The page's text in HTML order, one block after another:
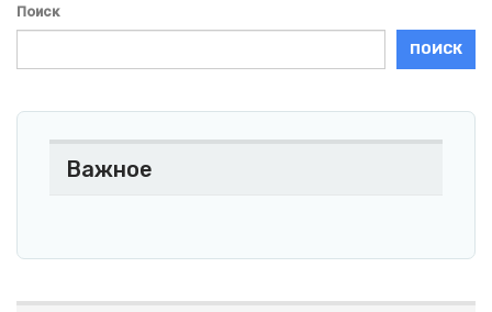
Поиск
ПОИСК
Важное